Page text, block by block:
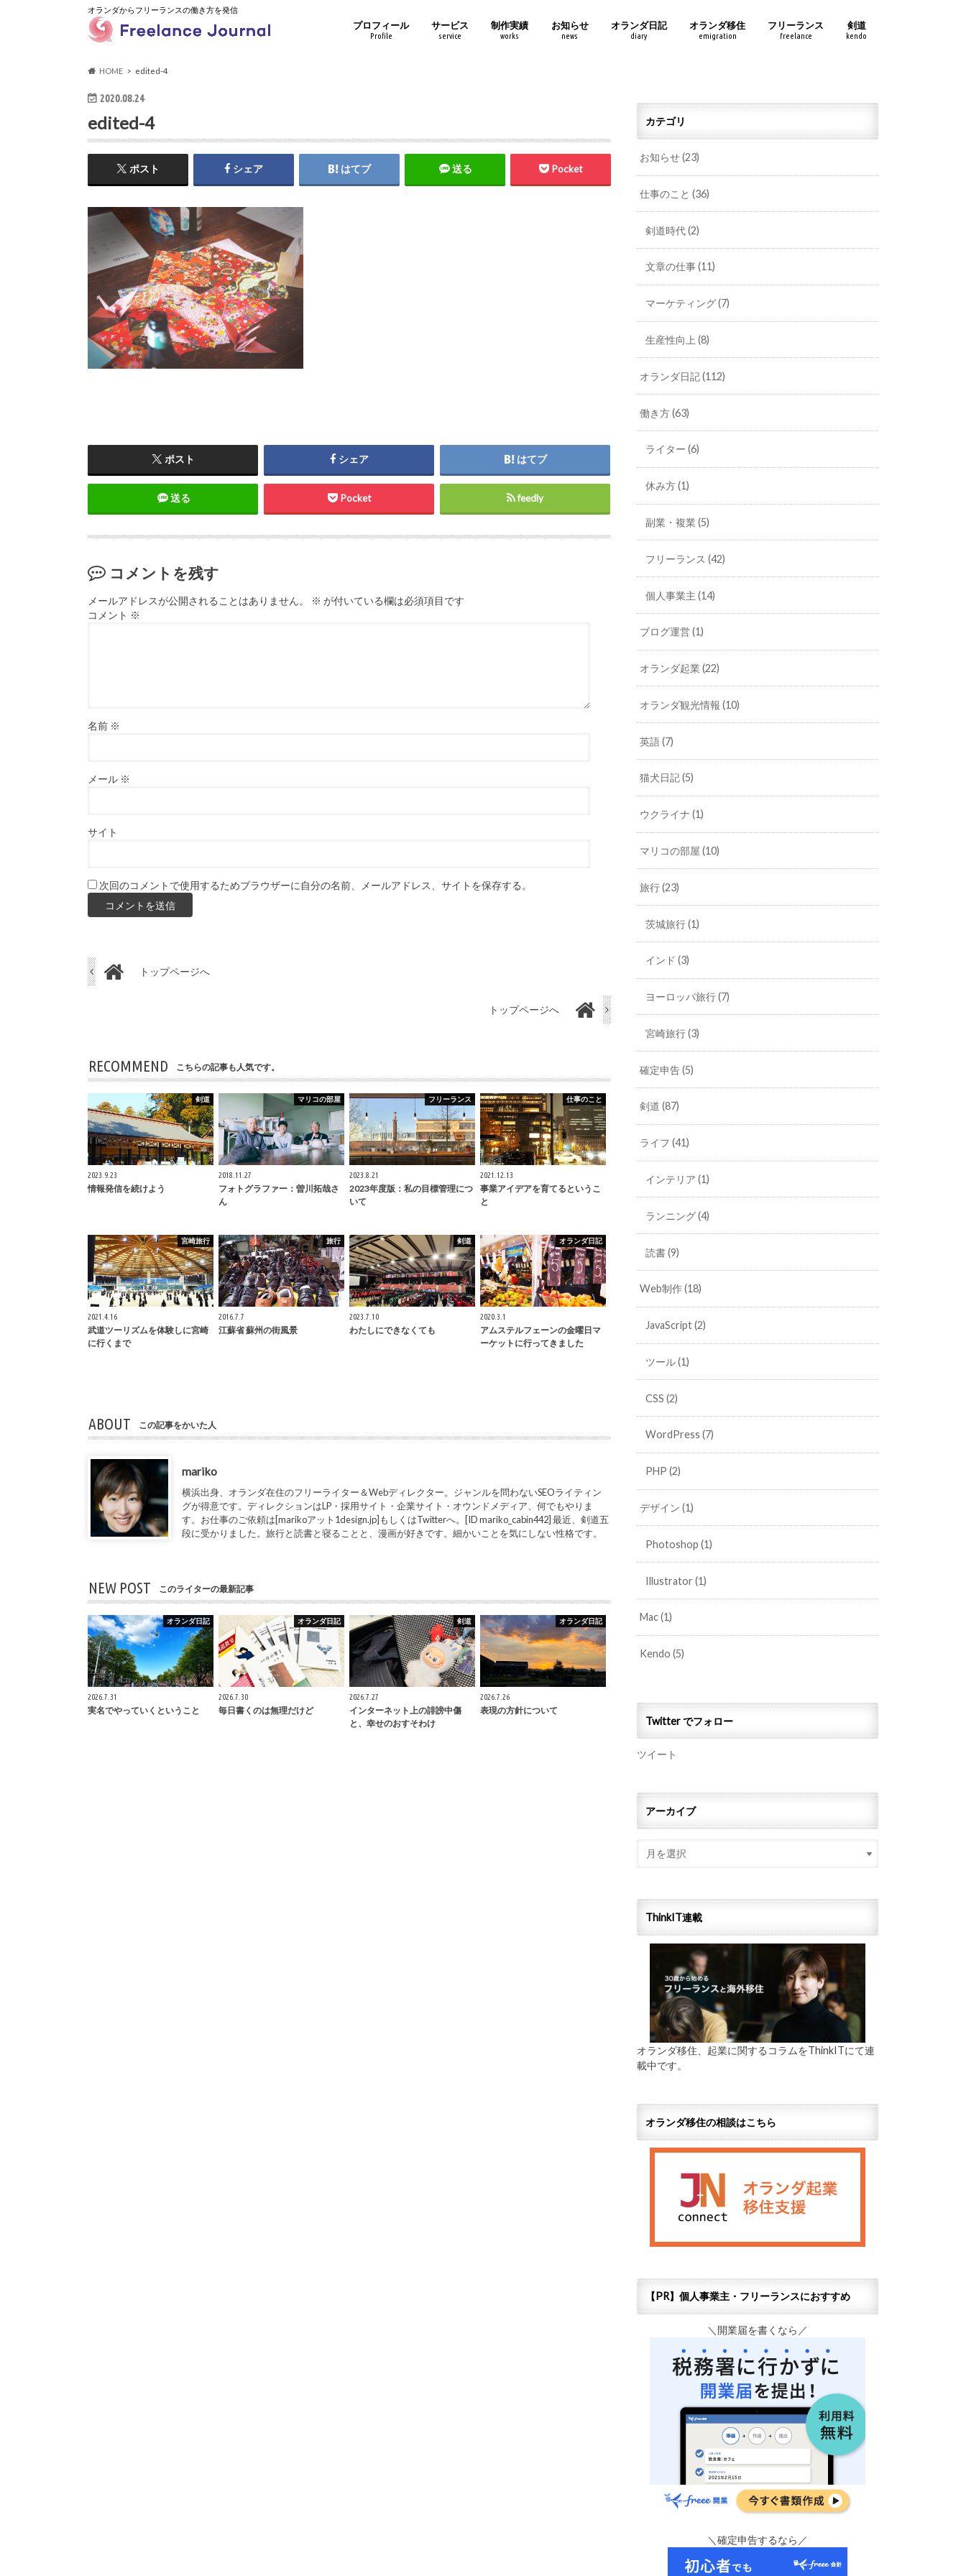
オランダからフリーランスの働き方を発信
プロフィール
Profile
サービス
service
制作実績
works
お知らせ
news
オランダ日記
diary
オランダ移住
emigration
フリーランス
freelance
剣道
kendo
HOME edited-4
2020.08.24
edited-4
ポスト シェア はてブ 送る Pocket
ポスト シェア はてブ
送る Pocket feedly
コメントを残す
メールアドレスが公開されることはありません。 ※ が付いている欄は必須項目です
コメント ※
名前 ※
メール ※
サイト
次回のコメントで使用するためブラウザーに自分の名前、メールアドレス、サイトを保存する。
トップページへ
トップページへ
RECOMMEND こちらの記事も人気です。
剣道
2023.9.23
情報発信を続けよう
マリコの部屋
2018.11.27
フォトグラファー：曽川拓哉さ
ん
フリーランス
2023.8.21
2023年度版：私の目標管理につ
いて
仕事のこと
2021.12.13
事業アイデアを育てるというこ
と
宮崎旅行
2021.4.16
武道ツーリズムを体験しに宮崎
に行くまで
旅行
2016.7.7
江蘇省 蘇州の街風景
剣道
2023.7.10
わたしにできなくても
オランダ日記
2020.3.1
アムステルフェーンの金曜日マ
ーケットに行ってきました
ABOUT この記事をかいた人
mariko
横浜出身、オランダ在住のフリーライター＆Webディレクター。ジャンルを問わないSEOライティン
グが得意です。ディレクションはLP・採用サイト・企業サイト・オウンドメディア、何でもやりま
す。お仕事のご依頼は[marikoアット1design.jp]もしくはTwitterへ。[ID mariko_cabin442] 最近、剣道五
段に受かりました。旅行と読書と寝ることと、漫画が好きです。細かいことを気にしない性格です。
NEW POST このライターの最新記事
オランダ日記
2026.7.31
実名でやっていくということ
オランダ日記
2026.7.30
毎日書くのは無理だけど
剣道
2026.7.27
インターネット上の誹謗中傷
と、幸せのおすそわけ
オランダ日記
2026.7.26
表現の方針について
カテゴリ
お知らせ(23)
仕事のこと(36)
剣道時代(2)
文章の仕事(11)
マーケティング(7)
生産性向上 (8)
オランダ日記(112)
働き方(63)
ライター (6)
休み方(1)
副業・複業 (5)
フリーランス (42)
個人事業主 (14)
ブログ運営(1)
オランダ起業(22)
オランダ観光情報(10)
英語(7)
猫犬日記(5)
ウクライナ(1)
マリコの部屋(10)
旅行(23)
茨城旅行(1)
インド (3)
ヨーロッパ旅行(7)
宮崎旅行(3)
確定申告(5)
剣道(87)
ライフ(41)
インテリア (1)
ランニング(4)
読書(9)
Web制作(18)
JavaScript(2)
ツール(1)
CSS (2)
WordPress (7)
PHP (2)
デザイン(1)
Photoshop (1)
Illustrator (1)
Mac(1)
Kendo(5)
Twitter でフォロー
ツイート
アーカイブ
ThinkIT連載
オランダ移住、起業に関するコラムをThinkITにて連
載中です。
オランダ移住の相談はこちら
【PR】個人事業主・フリーランスにおすすめ
＼開業届を書くなら／
＼確定申告するなら／